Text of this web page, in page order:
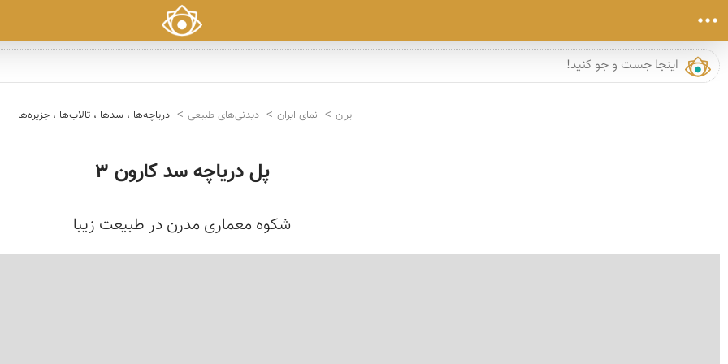
ایران نمای ایران دیدنی‌های طبیعی دریاچه‌ها ، سدها ، تالاب‌ها ، جزیره‌ها
پل دریاچه سد کارون 3
شکوه معماری مدرن در طبیعت زیبا